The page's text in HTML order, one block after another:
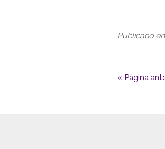
Publicado
« Página